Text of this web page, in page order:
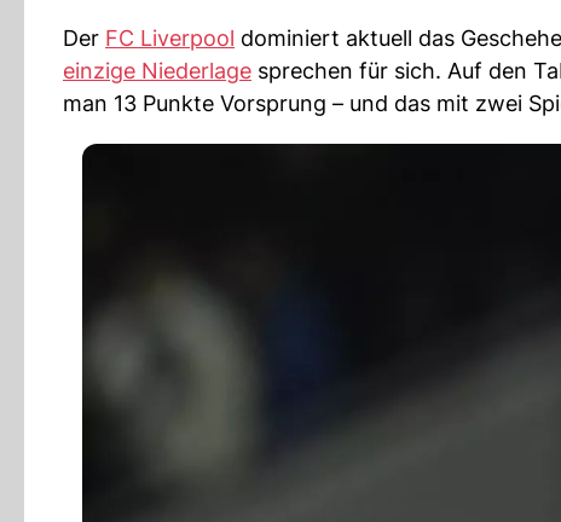
Der FC Liverpool dominiert aktuell das
einzige Niederlage sprechen für sich. Auf den
man 13 Punkte Vorsprung – und das mit zwei